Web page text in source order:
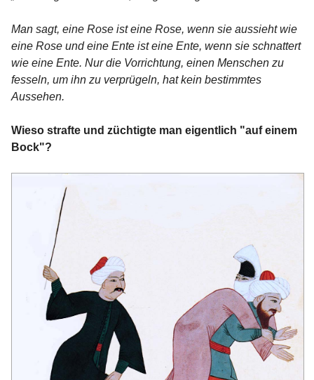
Man sagt, eine Rose ist eine Rose, wenn sie aussieht wie
eine Rose und eine Ente ist eine Ente, wenn sie schnattert
wie eine Ente. Nur die Vorrichtung, einen Menschen zu
fesseln, um ihn zu verprügeln, hat kein bestimmtes
Aussehen.
Wieso strafte und züchtigte man eigentlich "auf einem
Bock"?